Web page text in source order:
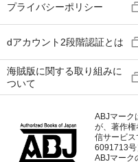
プライバシーポリシー
dアカウント2段階認証とは
海賊版に関する取り組みに
ついて
ABJマーク
が、著作
信サービ
6091713号
ABJマーク